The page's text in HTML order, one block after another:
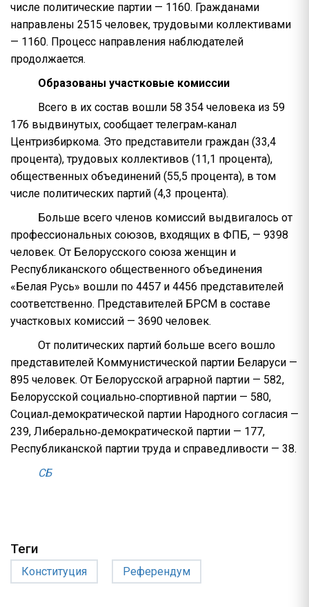
числе политические партии — 1160. Гражданами
направлены 2515 человек, трудовыми коллективами
— 1160. Процесс направления наблюдателей
продолжается.
Образованы участковые комиссии
Всего в их состав вошли 58 354 человека из 59
176 выдвинутых, сообщает телеграм‑канал
Центризбиркома. Это представители граждан (33,4
процента), трудовых коллективов (11,1 процента),
общественных объединений (55,5 процента), в том
числе политических партий (4,3 процента).
Больше всего членов комиссий выдвигалось от
профессиональных союзов, входящих в ФПБ, — 9398
человек. От Белорусского союза женщин и
Республиканского общественного объединения
«Белая Русь» вошли по 4457 и 4456 представителей
соответственно. Представителей БРСМ в составе
участковых комиссий — 3690 человек.
От политических партий больше всего вошло
представителей Коммунистической партии Беларуси —
895 человек. От Белорусской аграрной партии — 582,
Белорусской социально‑спортивной партии — 580,
Социал‑демократической партии Народного согласия —
239, Либерально‑демократической партии — 177,
Республиканской партии труда и справедливости — 38.
СБ
Теги
Конституция Референдум